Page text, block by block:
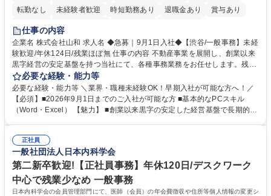
転勤なし
未経験者歓迎 時短勤務あり 退職金あり
賞与あり
育休あり
完全週休2日制
仕事の内容
企業名 株式会社山和 求人名 ◆急募｜9月1日入社◆【渋谷/一般事務】未経
験歓迎/年休124日/残業ほぼ無 仕事の内容 不動産事業を展開し、創業以来
黒字経営の安定基盤を持つ当社にて、各種事務業務をお任せします。残業
がほぼ発生せず、連続した日程の有給取得が可能なため、WLBを整えたい
方にお勧めの環境です！ 入社後はOJTを通じて丁寧に研修を行いますの
で、事務未経験の方でも安心して臨むことができます。 【業務詳細】■電
話・来客対応 ■物件の鍵や社内の備品管理 ■データ入力や書類作成 ■契約
必要な経験・能力等
必要な経験・能力等 ＼業界・職種未経験OK！早期入社が可能な方へ！／
【必須】■2026年9月1日までのご入社が可能な方 ■基本的なPCスキル
（Word・Excel） 【魅力】 ■創業以来黒字の安定した経営基盤で長期的に
のOJTで業務を習得可能、未経験でもしっかりサポート 学歴・資格 学
歴：大学院 大学 高専 短大 語学力： 資格：
正社員
一般社団法人日本内科学会
第二新卒歓迎!【正社員事務】年休120日/デスクワーク
中心で残業少なめ 一般事務
日本内科学会の会員管理部門にて、医師（会員）の年会費徴収や住所等個人情報の変更シ